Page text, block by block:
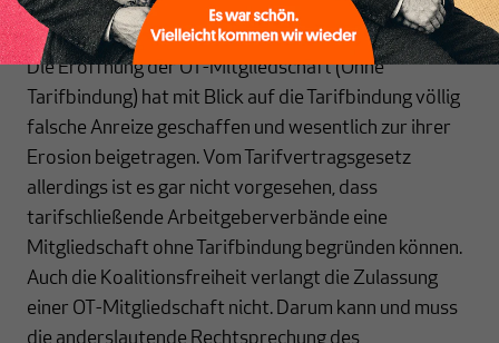
4. Ausschluss von OT-Mitgliedschaften
Die Eröffnung der OT-Mitgliedschaft (Ohne
Tarifbindung) hat mit Blick auf die Tarifbindung völlig
falsche Anreize geschaffen und wesentlich zur ihrer
Erosion beigetragen. Vom Tarifvertragsgesetz
allerdings ist es gar nicht vorgesehen, dass
tarifschließende Arbeitgeberverbände eine
Mitgliedschaft ohne Tarifbindung begründen können.
Auch die Koalitionsfreiheit verlangt die Zulassung
einer OT-Mitgliedschaft nicht. Darum kann und muss
die anderslautende Rechtsprechung des